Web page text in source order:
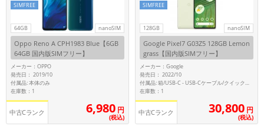
64GB nanoSIM
SIMFREE
Oppo Reno A CPH1983 Blue【6GB
64GB 国内版SIMフリー】
メーカー：OPPO
発売日： 2019/10
付属品: 本体のみ
在庫数：1
中古Cランク 6,980 円
(税込)
128GB nanoSIM
SIMFREE
Google Pixel7 G03Z5 128GB Lemon
grass【国内版SIMフリー】
メーカー：Google
発売日： 2022/10
付属品: 箱/USB-C - USB-Cケーブル/クイックスイッチアダプター/SIMツール/クイックスタートガイド
在庫数：1
中古Cランク 30,800 円
(税込)